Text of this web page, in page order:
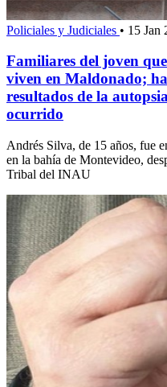
Policiales y Judiciales • 15 Jan
Familiares del joven
viven en Maldonado;
resultados de la
ocurrido
Andrés Silva, de 15 años, fue
en la bahía de Montevideo,
Tribal del INAU